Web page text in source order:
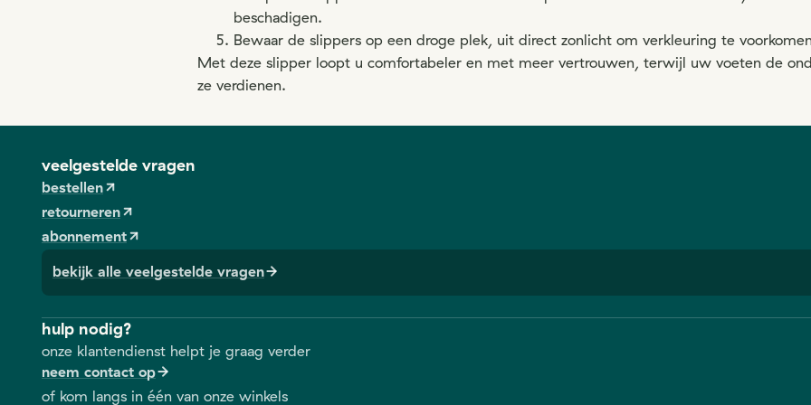
beschadigen.
Bewaar de slippers op een droge plek, uit direct zonlicht om verkleuring te
Met deze slipper loopt u comfortabeler en met meer vertrouwen, terwijl uw voeten de
ze verdienen.
veelgestelde vragen
bestellen
retourneren
abonnement
bekijk alle veelgestelde vragen
hulp nodig?
onze klantendienst helpt je graag verder
neem contact op
of kom langs in één van onze winkels